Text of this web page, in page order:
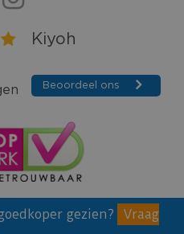
gezien?
Vraag